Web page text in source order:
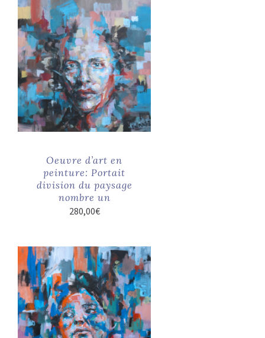
Oeuvre d’art en
peinture: Portait
division du paysage
nombre un
280,00€